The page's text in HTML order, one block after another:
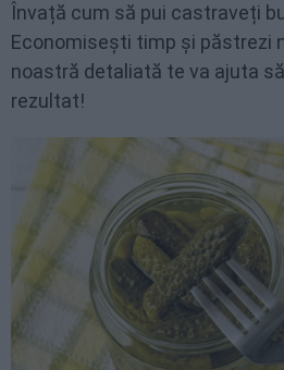
Învață cum să pui castraveți
Economisești timp și păstrezi
noastră detaliată te va ajuta
rezultat!